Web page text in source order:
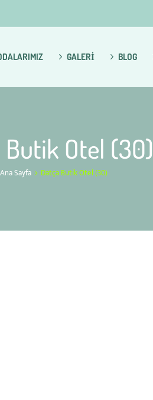
GALERİ BLOG
Butik Otel (30)
Ana Sayfa Datça Butik Otel (30)